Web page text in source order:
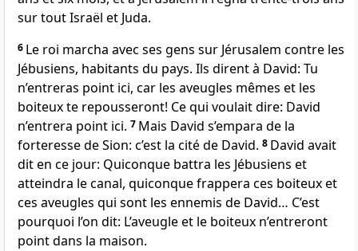
sur tout Israël et Juda.
6 Le roi marcha avec ses gens sur Jérusalem contre les
Jébusiens, habitants du pays. Ils dirent à David: Tu
n’entreras point ici, car les aveugles mêmes et les
boiteux te repousseront! Ce qui voulait dire: David
n’entrera point ici. 7 Mais David s’empara de la
forteresse de Sion: c’est la cité de David. 8 David avait
dit en ce jour: Quiconque battra les Jébusiens et
atteindra le canal, quiconque frappera ces boiteux et
ces aveugles qui sont les ennemis de David… C’est
pourquoi l’on dit: L’aveugle et le boiteux n’entreront
point dans la maison.